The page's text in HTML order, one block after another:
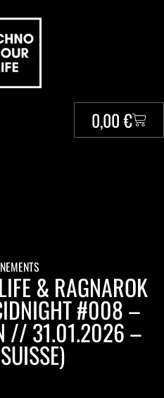
0,00€
& RAGNAROK
#008 –
// 31.01.2026 –